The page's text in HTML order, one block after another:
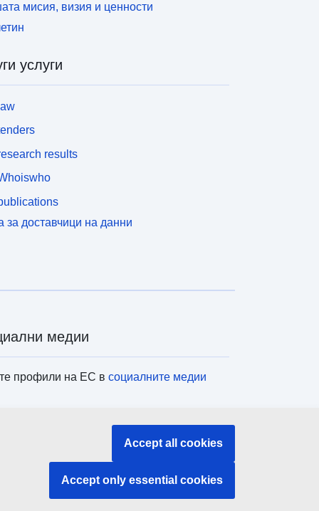
мисия, визия и ценности
услуги
results
за доставчици на данни
медии
профили на ЕС всоциалните медии
и органи на ЕС
Accept all cookies
Accept only essential cookies